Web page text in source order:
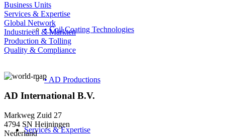
• Coil Coating Technologies
• AD Productions
Services & Expertise
Business Units
Services & Expertise
Global Network
Industrieën & Markten
Production & Tolling
Quality & Compliance
AD International B.V.
Markweg Zuid 27
4794 SN Heijningen
Nederland